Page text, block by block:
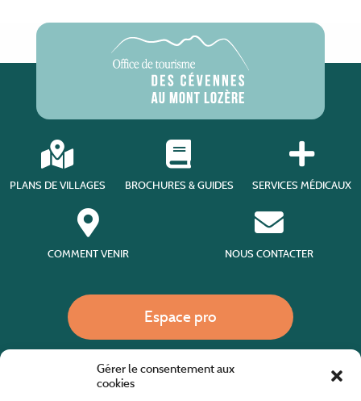
Gérer le consentement aux
cookies
PLANS DE VILLAGES BROCHURES & GUIDES SERVICES MÉDICAUX
COMMENT VENIR NOUS CONTACTER
Espace pro